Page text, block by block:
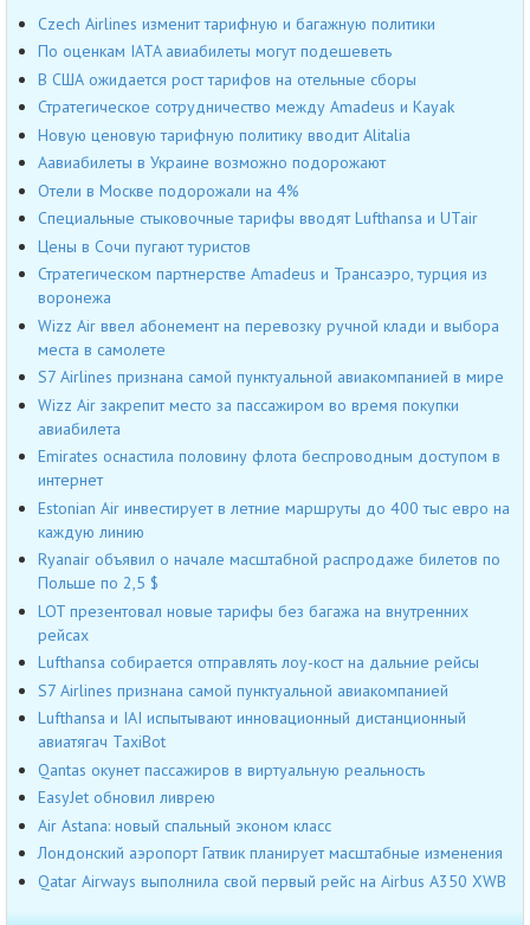
Czech Airlines изменит тарифную и багажную политики
По оценкам IATA авиабилеты могут подешеветь
В США ожидается рост тарифов на отельные сборы
Стратегическое сотрудничество между Amadeus и Kayak
Новую ценовую тарифную политику вводит Alitalia
Аавиабилеты в Украине возможно подорожают
Отели в Москве подорожали на 4%
Специальные стыковочные тарифы вводят Lufthansa и UTair
Цены в Сочи пугают туристов
Стратегическом партнерстве Amadeus и Трансаэро, турция из
воронежа
Wizz Air ввел абонемент на перевозку ручной клади и выбора
места в самолете
S7 Airlines признана самой пунктуальной авиакомпанией в мире
Wizz Air закрепит место за пассажиром во время покупки
авиабилета
Emirates оснастила половину флота беспроводным доступом в
интернет
Estonian Air инвестирует в летние маршруты до 400 тыс евро на
каждую линию
Ryanair объявил о начале масштабной распродаже билетов по
Польше по 2,5 $
LOT презентовал новые тарифы без багажа на внутренних
рейсах
Lufthansa собирается отправлять лоу-кост на дальние рейсы
S7 Airlines признана самой пунктуальной авиакомпанией
Lufthansa и IAI испытывают инновационный дистанционный
авиатягач TaxiBot
Qantas окунет пассажиров в виртуальную реальность
EasyJet обновил ливрею
Air Astana: новый спальный эконом класс
Лондонский аэропорт Гатвик планирует масштабные изменения
Qatar Airways выполнила свой первый рейс на Airbus A350 XWB